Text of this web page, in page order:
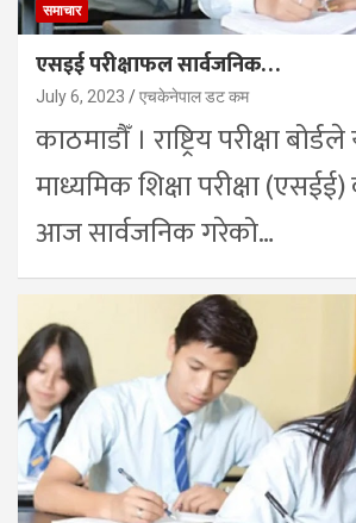
समाचार
एसइई परीक्षाफल सार्वजनिक…
July 6, 2023 एचकेनेपाल डट कम
काठमाडौँ । राष्ट्रिय परीक्षा
माध्यमिक शिक्षा परीक्षा
आज सार्वजनिक गरेको…